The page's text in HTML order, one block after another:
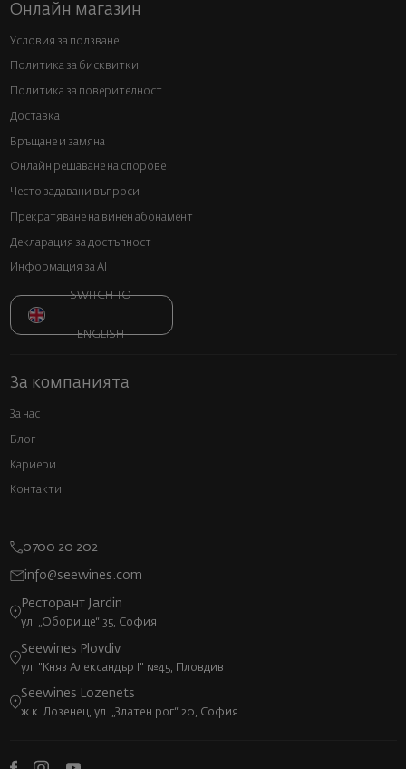
Онлайн магазин
Условия за ползване
Политика за бисквитки
Политика за поверителност
Доставка
Връщане и замяна
Онлайн решаване на спорове
Често задавани въпроси
Прекратяване на винен абонамент
Декларация за достъпност
Информация за AI
SWITCH TO
ENGLISH
За компанията
За нас
Блог
Кариери
Контакти
0700 20 202
info@seewines.com
Ресторант Jardin
ул. „Оборище“ 35, София
Seewines Plovdiv
ул. "Княз Александър I" №45, Пловдив
Seewines Lozenets
ж.к. Лозенец, ул. „Златен рог“ 20, София